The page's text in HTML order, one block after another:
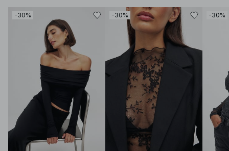
-30% -30% -30%